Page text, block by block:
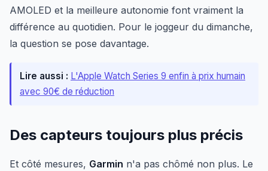
AMOLED et la meilleure autonomie font vraiment la
différence au quotidien. Pour le joggeur du dimanche,
la question se pose davantage.
Lire aussi : L'Apple Watch Series 9 enfin à prix humain
avec 90€ de réduction
Des capteurs toujours plus précis
Et côté mesures, Garmin n'a pas chômé non plus. Le